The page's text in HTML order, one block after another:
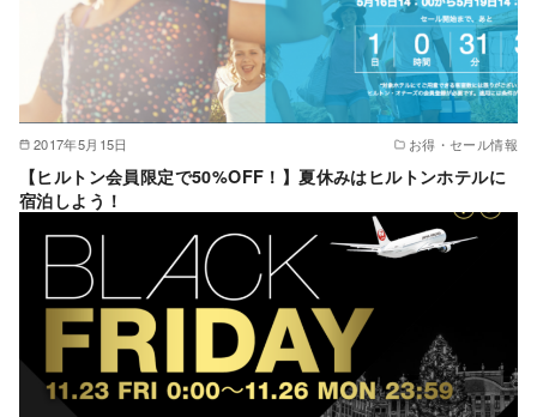
2017年5月15日 お得・セール情報
【ヒルトン会員限定で50%OFF！】夏休みはヒルトンホテルに
宿泊しよう！